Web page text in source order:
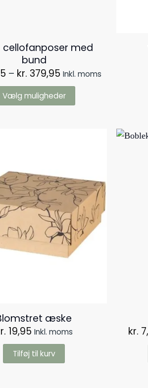
cellofanposer med
bund​
– kr. 379,95Prisinterval:
til
kr. 379,95
Inkl. moms
Vælg muligheder
varianter.
Mulighederne
kan
vælges
på
varesiden
æske
19,95 Inkl. moms
Tilføj til kurv
kr.